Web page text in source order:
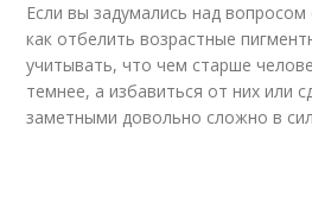
Если вы задумались над
как отбелить возрастные
учитывать, что чем старше
темнее, а избавиться от них или
заметными довольно сложно в